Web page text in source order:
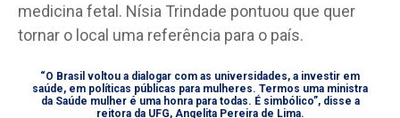
medicina fetal. Nísia Trindade pontuou que quer
tornar o local uma referência para o país.
“O Brasil voltou a dialogar com as universidades, a investir em
saúde, em políticas públicas para mulheres. Termos uma ministra
da Saúde mulher é uma honra para todas. É simbólico”, disse a
reitora da UFG, Angelita Pereira de Lima.